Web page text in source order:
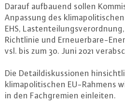
Darauf aufbauend sollen
Anpassung des kli­ma­po­li­ti­schen
EHS,
Richt­li­nie und Er­neu­er­ba­re-
vsl. bis zum 30. Juni 2021
Die De­tail­dis­kus­sio­nen
kli­ma­po­li­ti­schen EU-Rah­mens
in den Fach­gre­mi­en einleiten.